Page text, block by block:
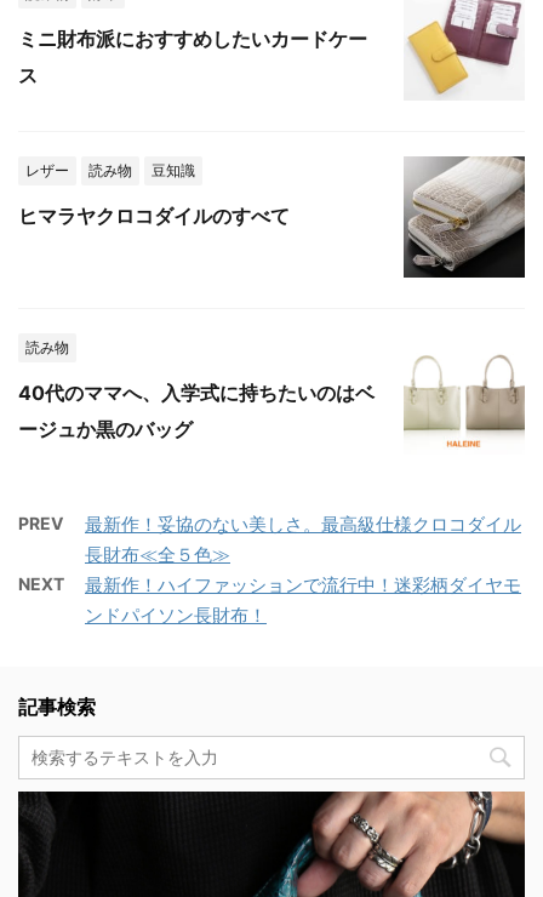
ミニ財布派におすすめしたいカードケー
ス
レザー 読み物 豆知識
ヒマラヤクロコダイルのすべて
読み物
40代のママへ、入学式に持ちたいのはベ
ージュか黒のバッグ
PREV
最新作！妥協のない美しさ。最高級仕様クロコダイル
長財布≪全５色≫
NEXT
最新作！ハイファッションで流行中！迷彩柄ダイヤモ
ンドパイソン長財布！
記事検索